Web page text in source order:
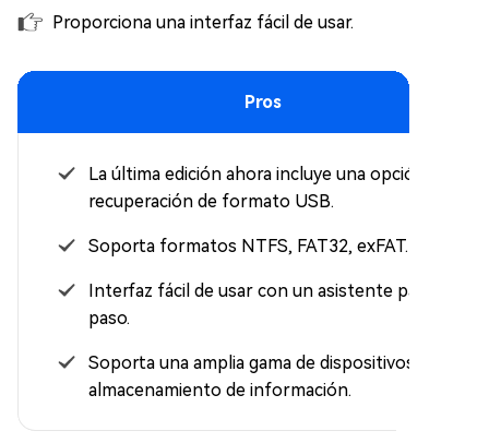
Proporciona una interfaz fácil de usar.
Pros
La última edición ahora incluye una opción de
recuperación de formato USB.
Soporta formatos NTFS, FAT32, exFAT.
Interfaz fácil de usar con un asistente paso a
paso.
Soporta una amplia gama de dispositivos de
almacenamiento de información.